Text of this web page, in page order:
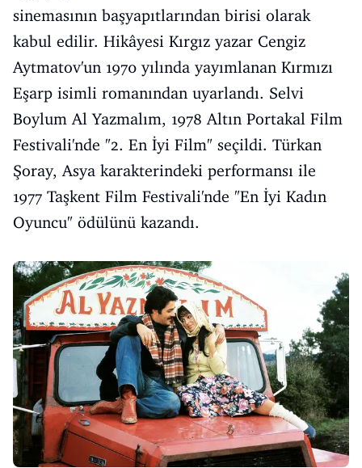
sinemasının başyapıtlarından birisi olarak
kabul edilir. Hikâyesi Kırgız yazar Cengiz
Aytmatov'un 1970 yılında yayımlanan Kırmızı
Eşarp isimli romanından uyarlandı. Selvi
Boylum Al Yazmalım, 1978 Altın Portakal Film
Festivali'nde "2. En İyi Film" seçildi. Türkan
Şoray, Asya karakterindeki performansı ile
1977 Taşkent Film Festivali'nde "En İyi Kadın
Oyuncu" ödülünü kazandı.